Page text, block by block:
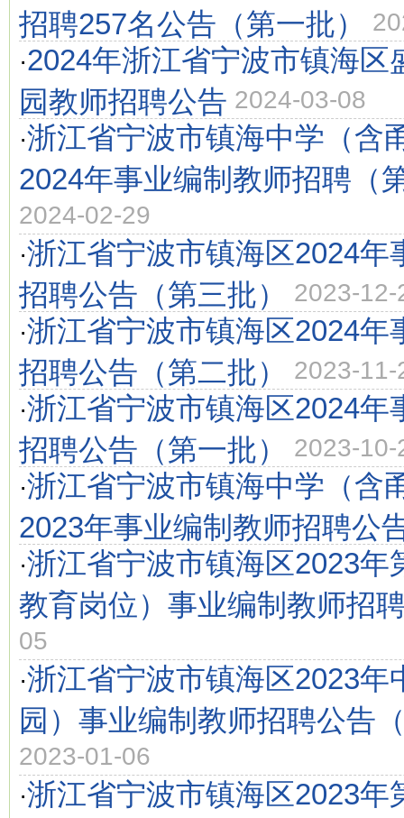
招聘257名公告（第一批）
·2024年浙江省宁波市镇海区
园教师招聘公告 2024-03-08
·浙江省宁波市镇海中学（含
2024年事业编制教师招聘（
2024-02-29
·浙江省宁波市镇海区2024年
招聘公告（第三批）
2023-12-
·浙江省宁波市镇海区2024年
招聘公告（第二批）
2023-11-
·浙江省宁波市镇海区2024年
招聘公告（第一批）
2023-10-
·浙江省宁波市镇海中学（含
2023年事业编制教师招聘公
·浙江省宁波市镇海区2023年
教育岗位）事业编制教师招
05
·浙江省宁波市镇海区2023年
园）事业编制教师招聘公告
2023-01-06
·浙江省宁波市镇海区2023年